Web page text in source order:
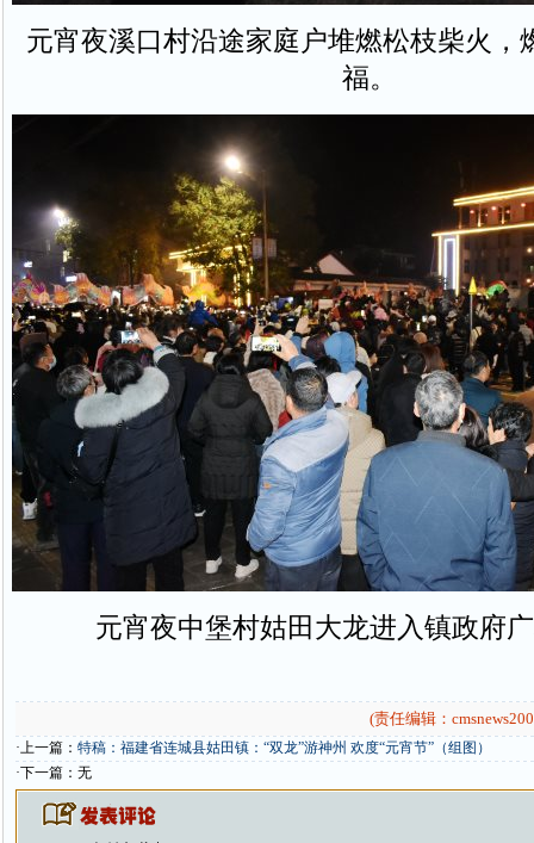
元宵夜溪口村沿途家庭户堆燃松枝柴火，
福。
元宵夜中堡村姑田大龙进入镇政府
(责任编辑：
·上一篇： 特稿：福建省连城县姑田镇：“双龙”游神州 欢度“元宵节”（组图）
·下一篇：无